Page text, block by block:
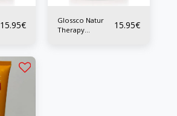
15.95€
Glossco Natur
Therapy
15.95€